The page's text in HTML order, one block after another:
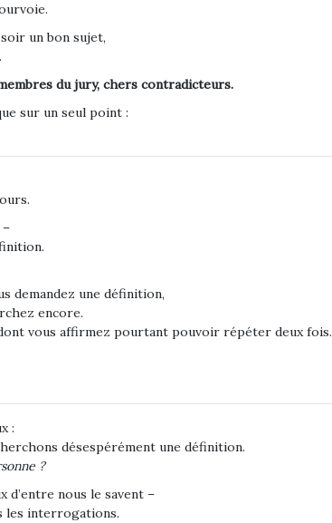
un bon sujet,
du jury, chers contradicteurs.
sur un seul point :
demandez une définition,
encore.
vous affirmez pourtant pouvoir répéter deux fois.
:
désespérément une définition.
?
d’entre nous le savent –
les interrogations.